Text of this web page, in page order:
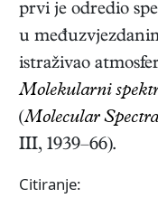
prvi je odredio
u
istraživao
Molekularni
(Molecular
III, 1939–66).
Citiranje: